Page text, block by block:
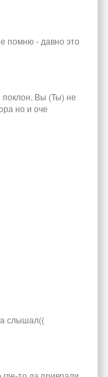
помню - давно это
поклон. Вы (Ты) не
но и оче
слышал((